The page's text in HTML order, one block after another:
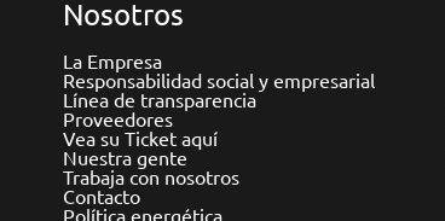
Nosotros
La Empresa
Responsabilidad social y empresarial
Línea de transparencia
Proveedores
Vea su Ticket aquí
Nuestra gente
Trabaja con nosotros
Contacto
Política energética